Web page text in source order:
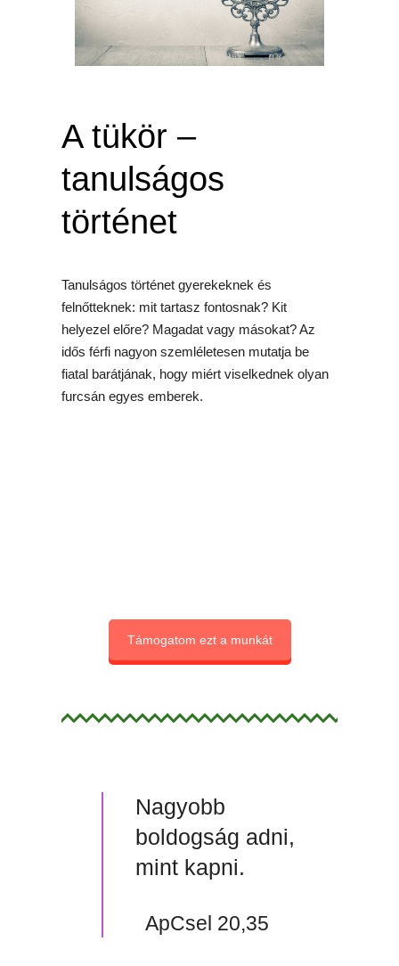
A tükör –
tanulságos
történet
Tanulságos történet gyerekeknek és
felnőtteknek: mit tartasz fontosnak? Kit
helyezel előre? Magadat vagy másokat? Az
idős férfi nagyon szemléletesen mutatja be
fiatal barátjának, hogy miért viselkednek olyan
furcsán egyes emberek.
Támogatom ezt a munkát
Nagyobb
boldogság adni,
mint kapni.
ApCsel 20,35